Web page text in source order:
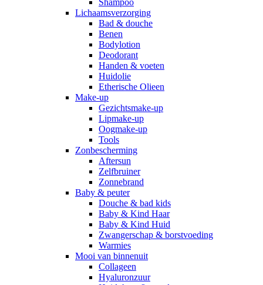
Shampoo
Lichaamsverzorging
Bad & douche
Benen
Bodylotion
Deodorant
Handen & voeten
Huidolie
Etherische Olieen
Make-up
Gezichtsmake-up
Lipmake-up
Oogmake-up
Tools
Zonbescherming
Aftersun
Zelfbruiner
Zonnebrand
Baby & peuter
Douche & bad kids
Baby & Kind Haar
Baby & Kind Huid
Zwangerschap & borstvoeding
Warmies
Mooi van binnenuit
Collageen
Hyaluronzuur